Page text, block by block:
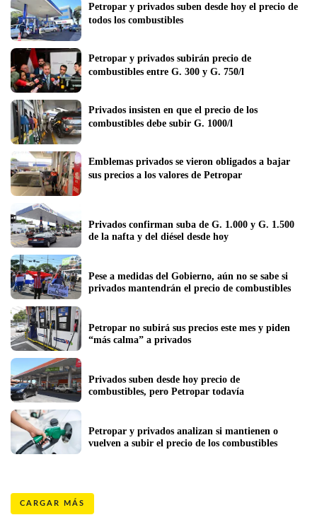
Petropar y privados suben desde hoy el precio de
todos los combustibles
Petropar y privados subirán precio de
combustibles entre G. 300 y G. 750/l
Privados insisten en que el precio de los
combustibles debe subir G. 1000/l
Emblemas privados se vieron obligados a bajar
sus precios a los valores de Petropar
Privados confirman suba de G. 1.000 y G. 1.500
de la nafta y del diésel desde hoy
Pese a medidas del Gobierno, aún no se sabe si
privados mantendrán el precio de combustibles
Petropar no subirá sus precios este mes y piden
“más calma” a privados
Privados suben desde hoy precio de
combustibles, pero Petropar todavía
Petropar y privados analizan si mantienen o
CARGAR MÁS